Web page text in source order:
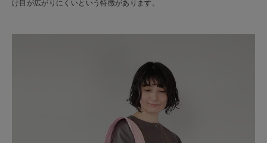
け目が広がりにくいという特徴があります。